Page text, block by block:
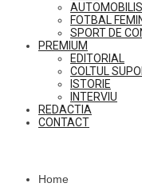
FOTBAL
SPORT DE
PREMIUM
EDITORIAL
COLTUL
ISTORIE
INTERVIU
REDACTIA
CONTACT
Home